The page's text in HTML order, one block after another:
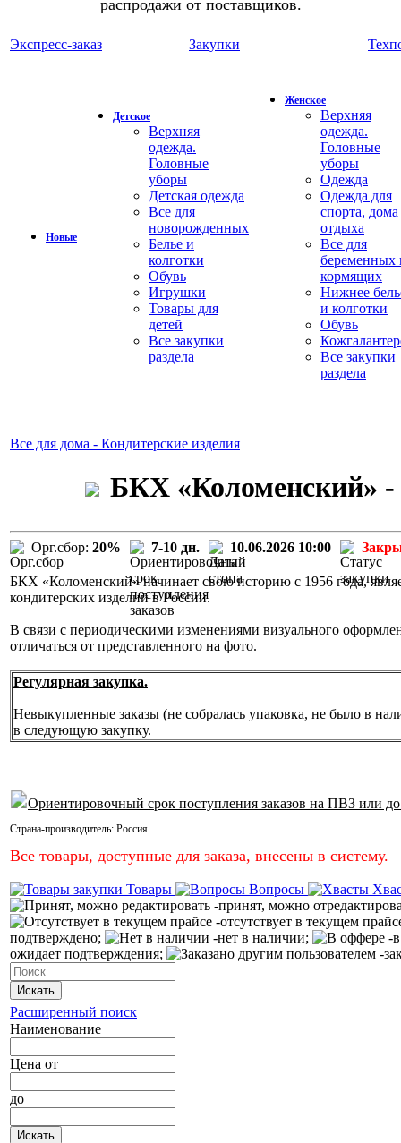
распродажи от поставщиков.
Экспресс-заказ Закупки
Новые
Детское
Верхняя
одежда.
Головные
уборы
Детская одежда
Все для
новорожденных
Белье и
колготки
Обувь
Игрушки
Товары для
детей
Все закупки
раздела
Женское
Верхняя
одежда.
Головные
уборы
Одежда
Одежда для
спорта,
отдыха
Все для
беременных
кормящих
Нижнее
и колготки
Обувь
Все закупки
раздела
Все для дома - Кондитерские изделия
БКХ «Коломенский»
Орг.сбор: 20% 7-10 дн. 10.06.2026 10:00
БКХ «Коломенский» начинает свою историю с 1956 года,
кондитерских изделий в России.
В связи с периодическими изменениями визуального
отличаться от представленного на фото.
Регулярная закупка.
Невыкупленные заказы (не собралась упаковка, не было в
в следующую закупку.
Ориентировочный срок поступления заказов на ПВЗ или
Страна-производитель: Россия.
Все товары, доступные для заказа, внесены в систему.
Товары Вопросы
-принят, можно
-отсутствует в текущем
подтверждено;
-нет в наличии;
-
ожидает подтверждения;
-
Искать
Расширенный поиск
Наименование
Цена от
до
Искать